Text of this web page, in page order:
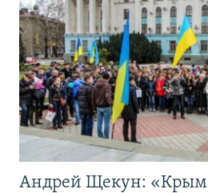
Андрей Щекун: «Крым